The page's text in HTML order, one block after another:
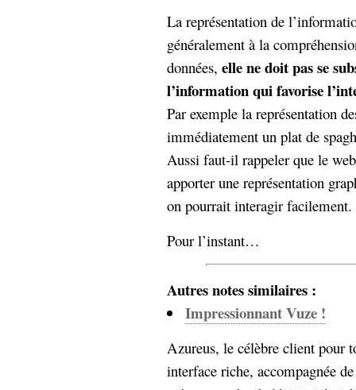
La représentation de
généralement à la
données, elle ne doit pas se
l’information qui favorise
Par exemple la représentation
immédiatement un plat de
Aussi faut-il rappeler que le
apporter une représentation
on pourrait interagir facilement.
Pour l’instant…
Autres notes similaires :
Impressionnant Vuze !
Azureus, le célèbre client pour
interface riche, accompagnée